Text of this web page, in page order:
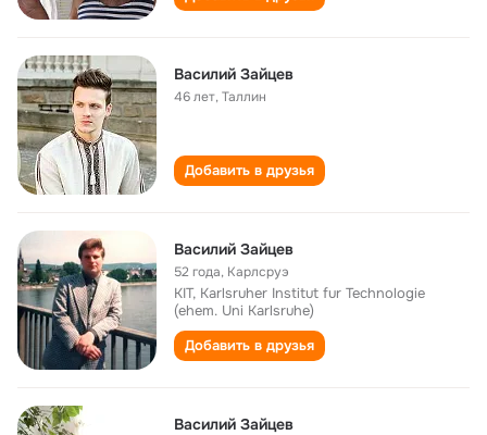
Василий Зайцев
46 лет,Таллин
Добавить в друзья
Василий Зайцев
52 года, Карлсруэ
KIT, Karlsruher Institut fur Technologie
(ehem. Uni Karlsruhe)
Добавить в друзья
Василий Зайцев